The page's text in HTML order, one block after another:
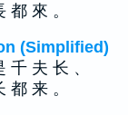
來 。
(Simplified)
夫 长 、
来 。